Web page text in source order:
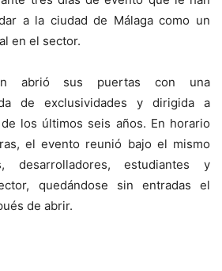
a la ciudad de Málaga como un
en el sector.
abrió sus puertas con una
de exclusividades y dirigida a
los últimos seis años. En horario
el evento reunió bajo el mismo
desarrolladores, estudiantes y
quedándose sin entradas el
de abrir.